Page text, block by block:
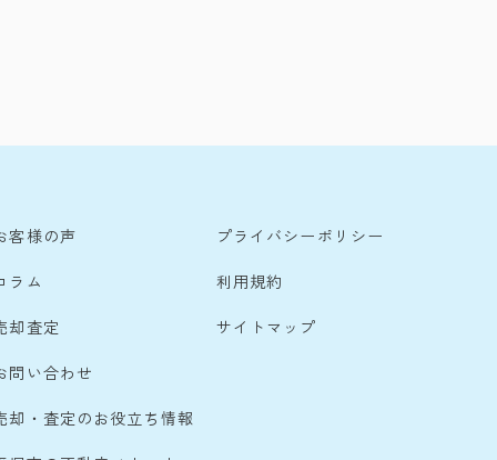
客様の声
ラム
却査定
問い合わせ
却・査定のお役立ち情報
プライバシーポリシー
利用規約
サイトマップ